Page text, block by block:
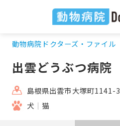
動物病院ドクターズ・ファイル
出雲どうぶつ病院
島根県出雲市大塚町1141-3
犬
猫